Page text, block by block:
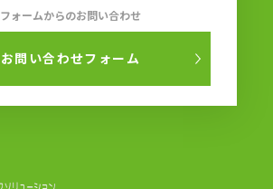
フォームからのお問い合わせ
お問い合わせフォーム